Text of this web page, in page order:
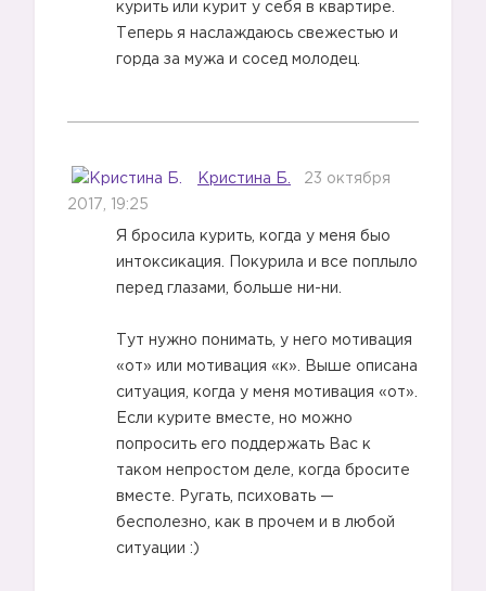
курить или курит у себя в квартире.
Теперь я наслаждаюсь свежестью и
горда за мужа и сосед молодец.
Кристина Б. 23 октября
2017, 19:25
Я бросила курить, когда у меня быо
интоксикация. Покурила и все поплыло
перед глазами, больше ни-ни.
Тут нужно понимать, у него мотивация
«от» или мотивация «к». Выше описана
ситуация, когда у меня мотивация «от».
Если курите вместе, но можно
попросить его поддержать Вас к
таком непростом деле, когда бросите
вместе. Ругать, психовать —
бесполезно, как в прочем и в любой
ситуации :)